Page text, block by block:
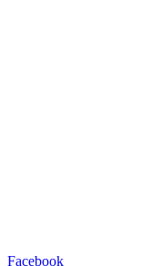
Facebook